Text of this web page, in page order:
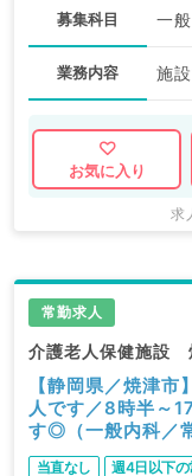
募集科目
業務内容 施
お気に入り
求
常勤求人
介護老人保健施設
【静岡県／焼津
人です／8時半～
す◎（一般内科／
当直なし 週4日以下の